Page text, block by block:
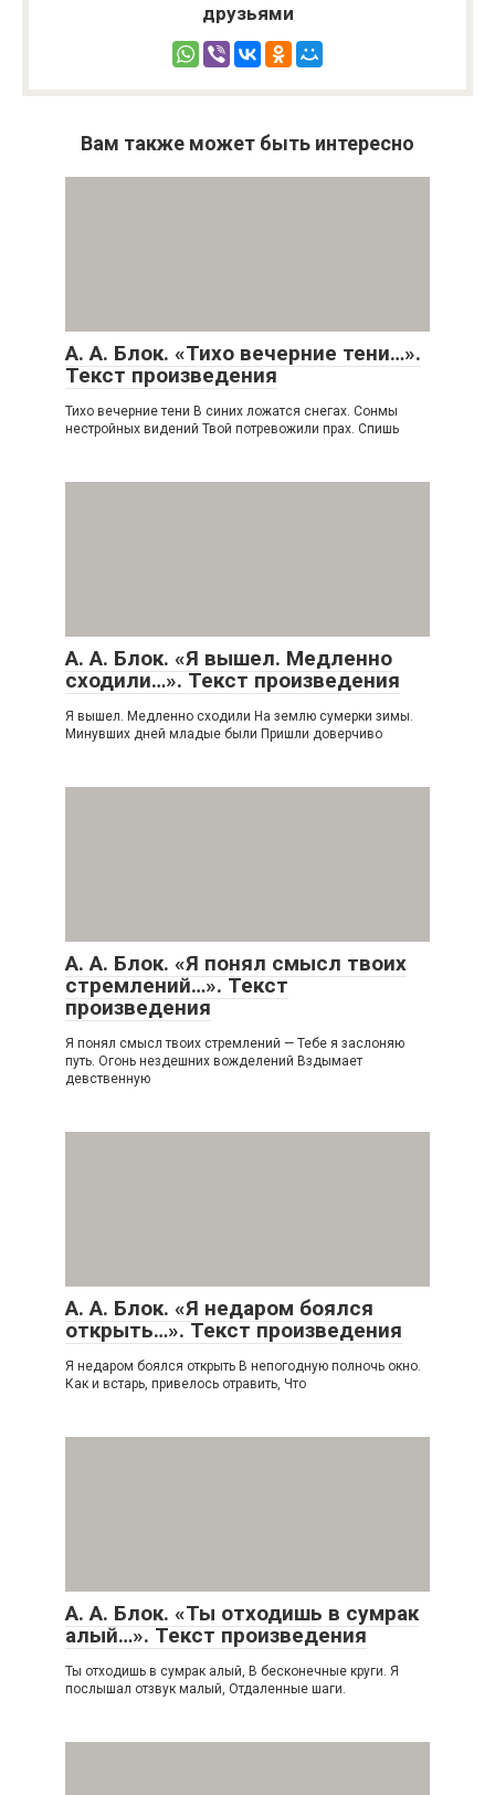
друзьями
Вам также может быть интересно
А. А. Блок. «Тихо вечерние тени…».
Текст произведения
Тихо вечерние тени В синих ложатся снегах. Сонмы
нестройных видений Твой потревожили прах. Спишь
А. А. Блок. «Я вышел. Медленно
сходили…». Текст произведения
Я вышел. Медленно сходили На землю сумерки зимы.
Минувших дней младые были Пришли доверчиво
А. А. Блок. «Я понял смысл твоих
стремлений…». Текст
произведения
Я понял смысл твоих стремлений — Тебе я заслоняю
путь. Огонь нездешних вожделений Вздымает
девственную
А. А. Блок. «Я недаром боялся
открыть…». Текст произведения
Я недаром боялся открыть В непогодную полночь окно.
Как и встарь, привелось отравить, Что
А. А. Блок. «Ты отходишь в сумрак
алый…». Текст произведения
Ты отходишь в сумрак алый, В бесконечные круги. Я
послышал отзвук малый, Отдаленные шаги.